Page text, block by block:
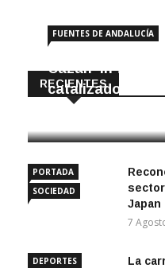
RECIENTES
FUENTES DE ANDALUCÍA
Cazan ‘in
catalizadores
PORTADA
SOCIEDAD
Japan
7
DEPORTES
La